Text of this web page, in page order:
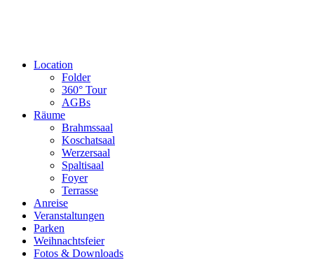
Location
Folder
360° Tour
AGBs
Räume
Brahmssaal
Koschatsaal
Werzersaal
Spaltisaal
Foyer
Terrasse
Anreise
Veranstaltungen
Parken
Weihnachtsfeier
Fotos & Downloads